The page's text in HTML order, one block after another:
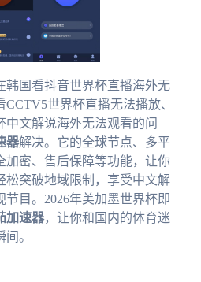
韩国看抖音世界杯直播海外无
世界杯直播无法播放、
文解说海外无法观看的问
器解决。它的全球节点、多平
加密、售后保障等功能，让你
松突破地域限制，享受中文解
目。2026年美加墨世界杯即
加速器，让你和国内的体育迷
。